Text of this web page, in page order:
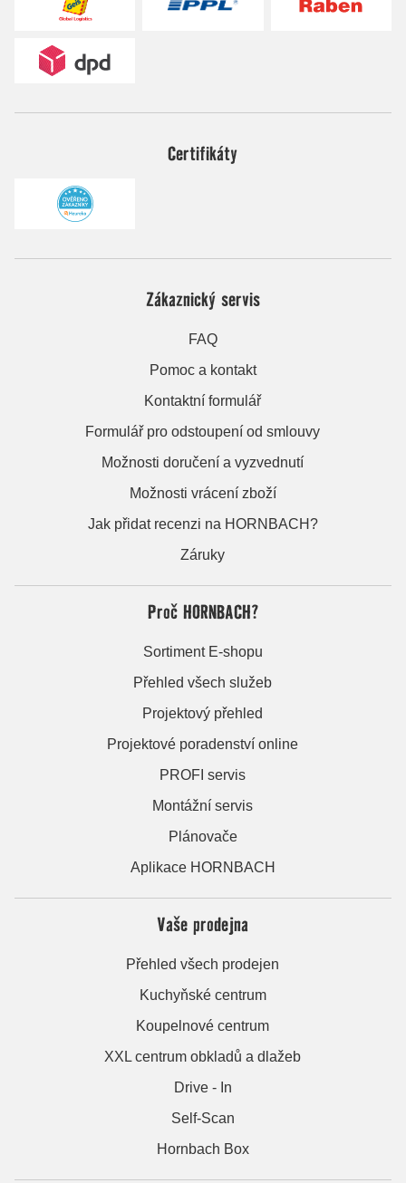
Certifikáty
Zákaznický servis
FAQ
Pomoc a kontakt
Kontaktní formulář
Formulář pro odstoupení od smlouvy
Možnosti doručení a vyzvednutí
Možnosti vrácení zboží
Jak přidat recenzi na HORNBACH?
Záruky
Proč HORNBACH?
Sortiment E-shopu
Přehled všech služeb
Projektový přehled
Projektové poradenství online
PROFI servis
Montážní servis
Plánovače
Aplikace HORNBACH
Vaše prodejna
Přehled všech prodejen
Kuchyňské centrum
Koupelnové centrum
XXL centrum obkladů a dlažeb
Drive - In
Self-Scan
Hornbach Box